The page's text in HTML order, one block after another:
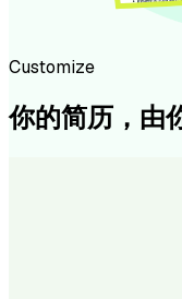
Customize
你的简历，由